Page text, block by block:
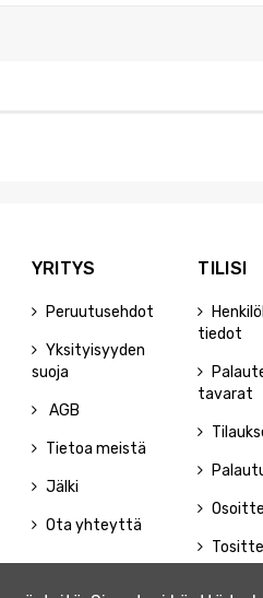
YRITYS
Peruutusehdot
Yksityisyyden
suoja
AGB
Tietoa meistä
Jälki
Ota yhteyttä
TILISI
tiedot
tavarat